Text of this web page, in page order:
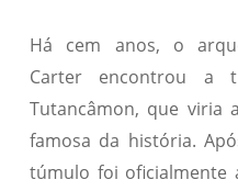
Há cem anos, o
Carter encontrou a
Tutancâmon, que viria
famosa da história.
túmulo foi oficialmente